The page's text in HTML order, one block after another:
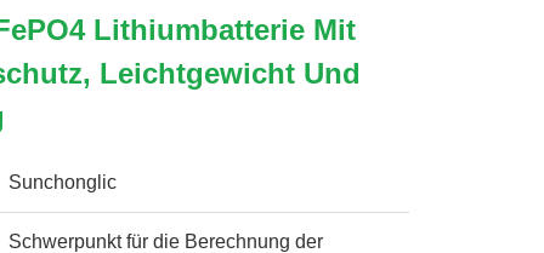
Lithiumbatterie Mit
Leichtgewicht Und
Sunchonglic
Schwerpunkt für die Berechnung der